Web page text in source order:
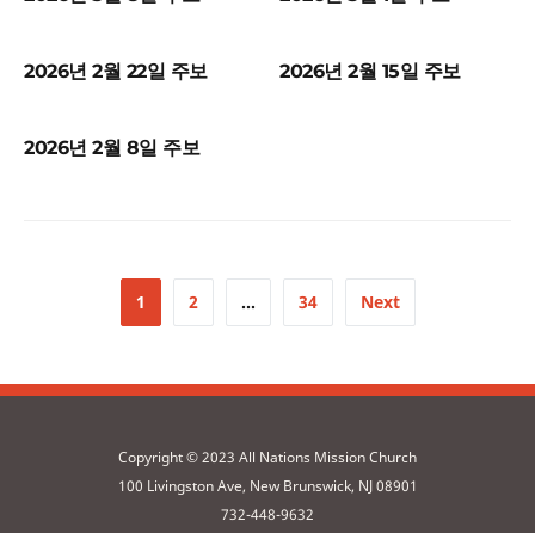
2026년 2월 22일 주보 2026년 2월 15일 주보
2026년 2월 8일 주보
1 2 … 34 Next
Copyright © 2023 All Nations Mission Church
100 Livingston Ave, New Brunswick, NJ 08901
732-448-9632